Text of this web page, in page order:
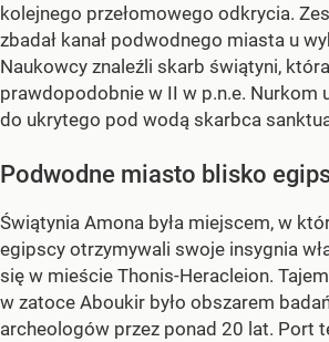
kolejnego przełomowego odkrycia.
zbadał kanał podwodnego miasta u
Naukowcy znaleźli skarb świątyni,
prawdopodobnie w II w p.n.e. Nurkom
do ukrytego pod wodą skarbca
Podwodne miasto blisko
Świątynia Amona była miejscem, w
egipscy otrzymywali swoje insygnia
się w mieście Thonis-Heracleion.
w zatoce Aboukir było obszarem
archeologów przez ponad 20 lat. Port